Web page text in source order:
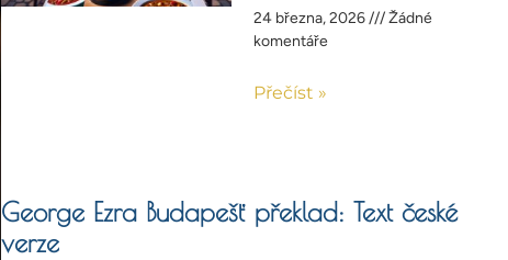
24 března, 2026
Žádné
komentáře
Přečíst »
George Ezra Budapešť překlad: Text české
verze